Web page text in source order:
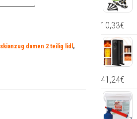
skianzug damen 2 teilig lidl ,
10,33€
41,24€